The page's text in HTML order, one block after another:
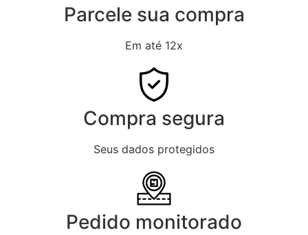
Parcele sua compra
Em até 12x
Compra segura
Seus dados protegidos
Pedido monitorado